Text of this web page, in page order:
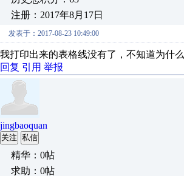
注册：2017年8月17日
发表于：2017-08-23 10:49:00
我打印出来的表格线没有了，不知道为什么
回复 引用 举报
jingbaoquan
关注 私信
精华：0帖
求助：0帖